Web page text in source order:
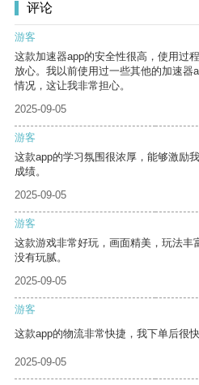
评论
游客
这款加速器app的安全性很高，使用过
放心。我以前使用过一些其他的加速器
情况，这让我非常担心。
2025-09-05
游客
这款app的学习氛围很浓厚，能够激励
成绩。
2025-09-05
游客
这款游戏非常好玩，画面精美，玩法丰
没有玩腻。
2025-09-05
游客
这款app的物流非常快捷，我下单后很
2025-09-05